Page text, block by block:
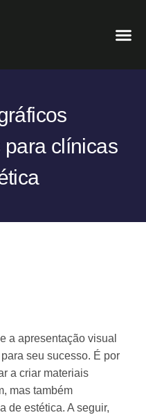
clínicas
a apresentação visual
seu sucesso. É por
a criar materiais
mas também
de estética. A seguir,